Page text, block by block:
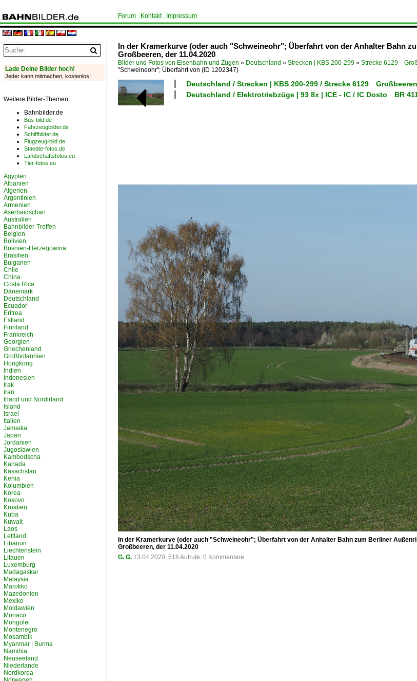
Forum Kontakt Impressum
In der Kramerkurve (oder auch "Schweineohr"; Überfahrt von der Anhalter Bahn
Großbeeren, der 11.04.2020
Bilder und Fotos von Eisenbahn und Zügen » Deutschland » Strecken | KBS 200-299 » Strecke 6129
"Schweineohr"; Überfahrt von (ID 1202347)
Deutschland / Strecken | KBS 200-299 / Strecke 6129
Deutschland / Elektrotriebzüge | 93 8x | ICE - IC / IC Dosto BR
In der Kramerkurve (oder auch "Schweineohr"; Überfahrt von der Anhalter Bahn zum Berliner
Großbeeren, der 11.04.2020
G. G. 13.04.2020, 518 Aufrufe, 0 Kommentare
Lade Deine Bilder hoch!
Jeder kann mitmachen, kostenlos!
Weitere Bilder-Themen:
Bahnbilder.de
Bus-bild.de
Fahrzeugbilder.de
Schiffbilder.de
Flugzeug-bild.de
Staedte-fotos.de
Landschaftsfotos.eu
Tier-fotos.eu
Ägypten
Albanien
Algerien
Argentinien
Armenien
Aserbaidschan
Australien
Bahnbilder-Treffen
Belgien
Bolivien
Bosnien-Herzegowina
Brasilien
Bulgarien
Chile
China
Costa Rica
Dänemark
Deutschland
Ecuador
Eritrea
Estland
Finnland
Frankreich
Georgien
Griechenland
Großbritannien
Hongkong
Indien
Indonesien
Irak
Iran
Irland und Nordirland
Island
Israel
Italien
Jamaika
Japan
Jordanien
Jugoslawien
Kambodscha
Kanada
Kasachstan
Kenia
Kolumbien
Korea
Kosovo
Kroatien
Kuba
Kuwait
Laos
Lettland
Libanon
Liechtenstein
Litauen
Luxemburg
Madagaskar
Malaysia
Marokko
Mazedonien
Mexiko
Moldawien
Monaco
Mongolei
Montenegro
Mosambik
Myanmar | Burma
Namibia
Neuseeland
Niederlande
Nordkorea